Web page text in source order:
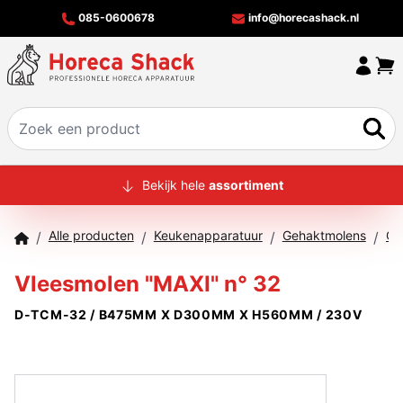
085-0600678 info@horecashack.nl
HOME
MERKEN
OFFERTECHECKER
Bekijk hele assortiment
/ Alle producten / Keukenapparatuur / Gehaktmolens /
Vleesmolen "MAXI" n° 32
D-TCM-32 / B475MM X D300MM X H560MM / 230V